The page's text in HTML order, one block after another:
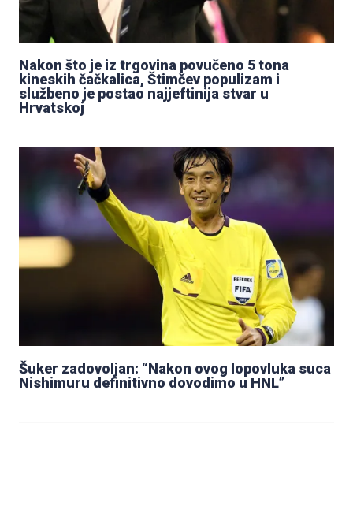
Nakon što je iz trgovina povučeno 5 tona
kineskih čačkalica, Štimčev populizam i
službeno je postao najjeftinija stvar u
Hrvatskoj
Šuker zadovoljan: “Nakon ovog lopovluka suca
Nishimuru definitivno dovodimo u HNL”